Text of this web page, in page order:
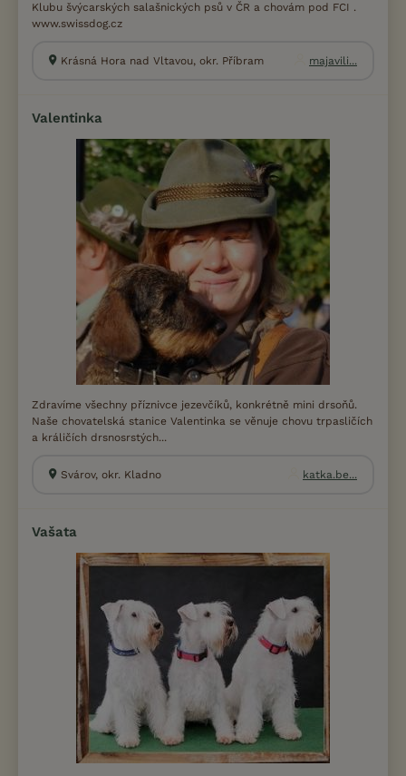
Klubu švýcarských salašnických psů v ČR a chovám pod FCI .
www.swissdog.cz
Krásná Hora nad Vltavou, okr. Příbram majavili...
Valentinka
Zdravíme všechny příznivce jezevčíků, konkrétně mini drsoňů.
Naše chovatelská stanice Valentinka se věnuje chovu trpasličích
a králičích drsnosrstých...
Svárov, okr. Kladno katka.be...
Vašata